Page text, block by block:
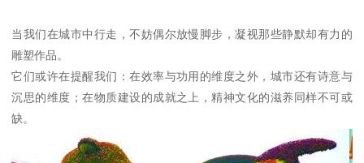
当我们在城市中行走，不妨偶尔放慢脚步，凝视那些静默却有力的
雕塑作品。
它们或许在提醒我们：在效率与功用的维度之外，城市还有诗意与
沉思的维度；在物质建设的成就之上，精神文化的滋养同样不可或
缺。